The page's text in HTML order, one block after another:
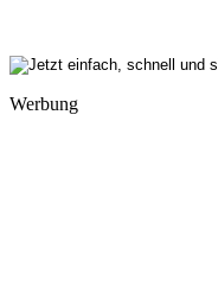
Werbung